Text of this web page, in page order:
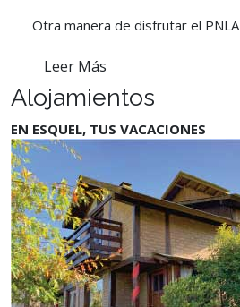
Otra manera de disfrutar el PNLA
Leer Más
Alojamientos
EN ESQUEL, TUS VACACIONES